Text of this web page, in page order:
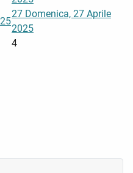
27 Domenica, 27 Aprile
2025
4